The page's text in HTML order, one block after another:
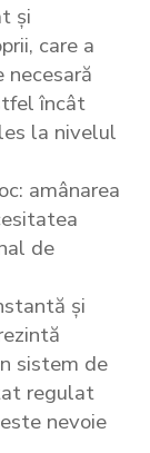
și
care a
încât
la nivelul
amânarea
de
și
sistem de
regulat
nevoie